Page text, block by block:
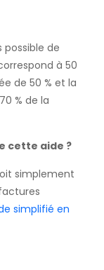
possible de
à 50
de 50 % et la
% de la
cette aide ?
simplement
simplifié en